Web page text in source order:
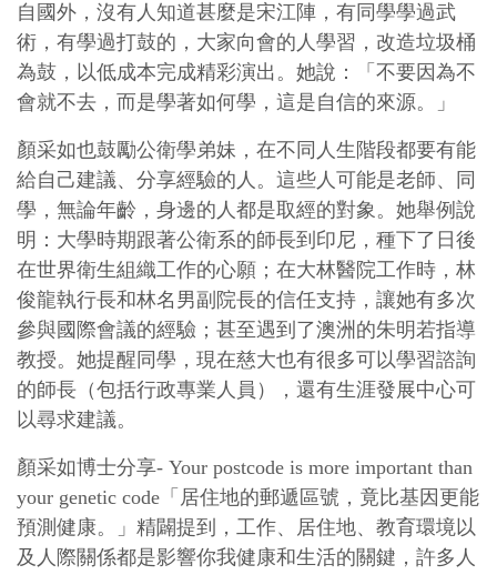
自國外，沒有人知道甚麼是宋江陣，有同學學過武
術，有學過打鼓的，大家向會的人學習，改造垃圾桶
為鼓，以低成本完成精彩演出。她說：「不要因為不
會就不去，而是學著如何學，這是自信的來源。」
顏采如也鼓勵公衛學弟妹，在不同人生階段都要有能
給自己建議、分享經驗的人。這些人可能是老師、同
學，無論年齡，身邊的人都是取經的對象。她舉例說
明：大學時期跟著公衛系的師長到印尼，種下了日後
在世界衛生組織工作的心願；在大林醫院工作時，林
俊龍執行長和林名男副院長的信任支持，讓她有多次
參與國際會議的經驗；甚至遇到了澳洲的朱明若指導
教授。她提醒同學，現在慈大也有很多可以學習諮詢
的師長（包括行政專業人員），還有生涯發展中心可
以尋求建議。
顏采如博士分享- Your postcode is more important than
your genetic code「居住地的郵遞區號，竟比基因更能
預測健康。」精闢提到，工作、居住地、教育環境以
及人際關係都是影響你我健康和生活的關鍵，許多人